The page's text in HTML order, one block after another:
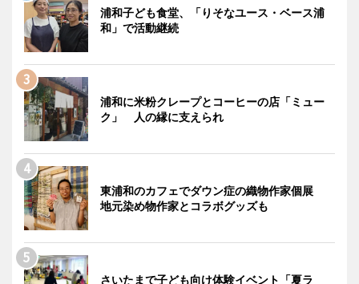
浦和子ども食堂、「りそなユース・ベース浦
和」で活動継続
浦和に米粉クレープとコーヒーの店「ミュー
ク」 人の縁に支えられ
東浦和のカフェでダウン症の織物作家個展
地元染め物作家とコラボグッズも
さいたまで子ども向け体験イベント「夏ラ